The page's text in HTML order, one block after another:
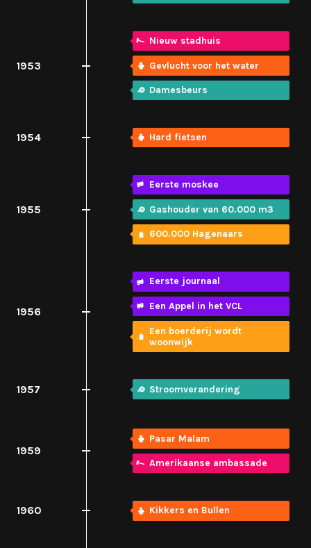
1953
Nieuw stadhuis
Gevlucht voor het water
Damesbeurs
1954 Hard fietsen
1955
Eerste moskee
Gashouder van 60.000 m3
600.000 Hagenaars
1956
Eerste journaal
Een Appel in het VCL
Een boerderij wordt
woonwijk
1957 Stroomverandering
1959
Pasar Malam
Amerikaanse ambassade
1960 Kikkers en Bullen